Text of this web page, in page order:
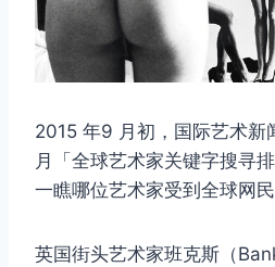
2015 年9 月初，国际艺术
月「全球艺术家关键字搜寻
一瞧哪位艺术家受到全球网民
英国街头艺术家班克斯（